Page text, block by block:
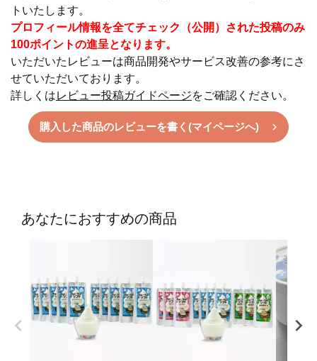
トいたします。
プロフィール情報を全てチェック（公開）された投稿のみ
100ポイントの進呈となります。
いただいたレビューは商品開発やサービス改善の参考にさ
せていただいております。
詳しくはレビュー投稿ガイドページをご確認ください。
購入した商品のレビューを書く(マイページへ)
あなたにおすすめの商品